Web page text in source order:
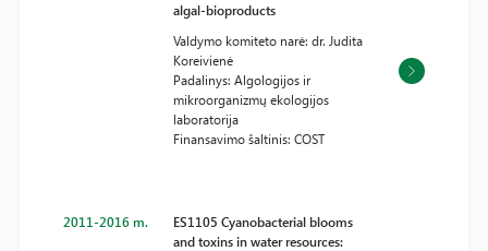
algal-bioproducts
Valdymo komiteto narė: dr. Judita
Koreivienė
Padalinys: Algologijos ir
mikroorganizmų ekologijos
laboratorija
Finansavimo šaltinis: COST
2011-2016 m.
ES1105 Cyanobacterial blooms
and toxins in water resources: